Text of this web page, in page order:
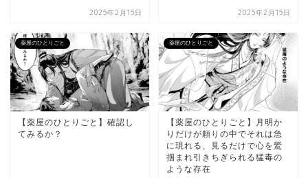
2025年2月15日 2025年2月15日
薬屋のひとりごと
【薬屋のひとりごと】確認し
てみるか？
薬屋のひとりごと
【薬屋のひとりごと】月明か
りだけが頼りの中でそれは急
に現れる、見るだけで心を鷲
掴まれ引きちぎられる猛毒の
ような存在